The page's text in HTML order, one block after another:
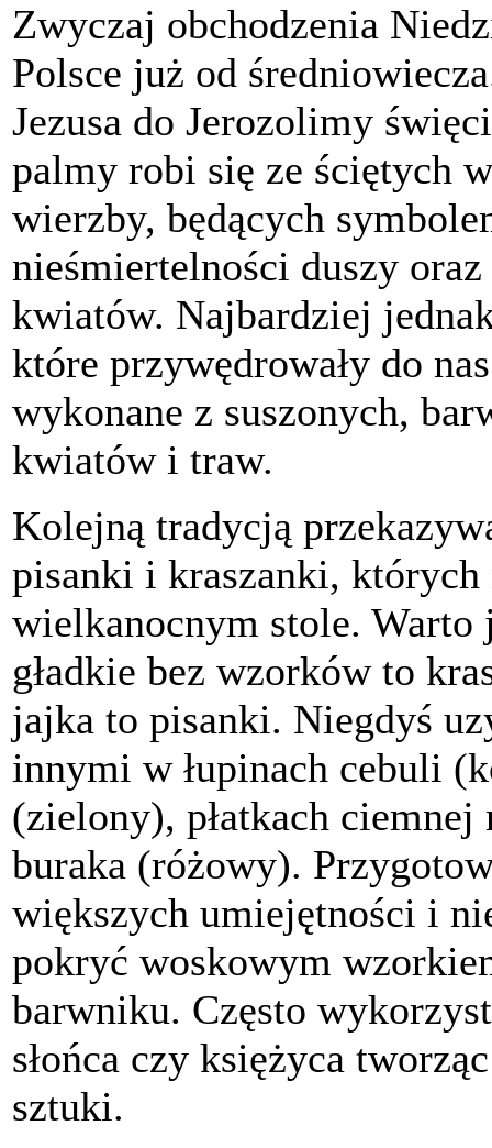
Zwyczaj obchodzenia
Polsce już od
Jezusa do Jerozolimy
palmy robi się ze ściętych
wierzby, będących
nieśmiertelności duszy
kwiatów. Najbardziej
które przywędrowały do
wykonane z suszonych,
kwiatów i traw.
Kolejną tradycją
pisanki i kraszanki, których
wielkanocnym stole. Warto
gładkie bez wzorków to
jajka to pisanki. Niegdyś
innymi w łupinach cebuli
(zielony), płatkach
buraka (różowy).
większych umiejętności i
pokryć woskowym
barwniku. Często
słońca czy księżyca
sztuki.